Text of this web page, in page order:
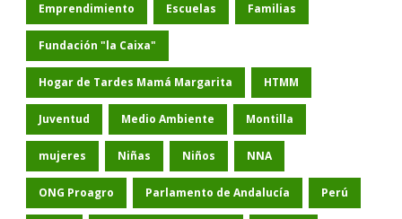
Emprendimiento Escuelas Familias
Fundación "la Caixa"
Hogar de Tardes Mamá Margarita HTMM
Juventud Medio Ambiente Montilla
mujeres Niñas Niños NNA
ONG Proagro Parlamento de Andalucía Perú